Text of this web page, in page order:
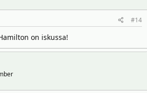
#14
on iskussa!